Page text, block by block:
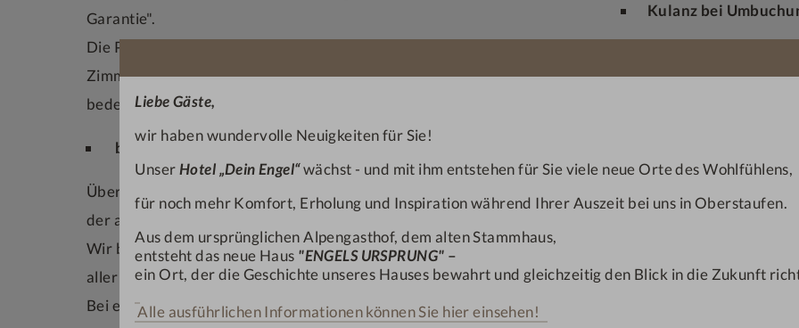
Liebe Gäste,
wir haben wundervolle Neuigkeiten für Sie!
UnserHotel „Dein Engel“wächst - und mit ihm entstehen für Sie viele neue Orte des Wohlfühlens,
für noch mehr Komfort, Erholung und Inspiration während Ihrer Auszeit bei uns in Oberstaufen.
Aus dem ursprünglichen Alpengasthof, dem alten Stammhaus,
entsteht das neue Haus "ENGELS URSPRUNG" –
ein Ort, der die Geschichte unseres Hauses bewahrt und gleichzeitig den Blick in die Zukunft
Alle ausführlichen Informationen können Sie hier einsehen!
Garantie".
Die Preise richten sich flexibel nach Saisonzeit, Verpflegung,
Zimmerkategorie, Aufenthaltsdauer und aktueller Auslastung etc.. Das
bedeutet konkret, je früher Sie buchen, desto günstiger für Sie!
beste Verfügbarkeiten (siehe unten)
Über unsere eigene Website erhalten Sie die besten Verfügbarkeiten
der angebotenen Zimmerkategorien.
Wir bieten Ihnen bei Direktbuchung die beste und vollständige Auswahl
aller unserer Zimmerkategorien.
Bei einigen Portalen sind verschiedene Kategorien nicht verfügbar.
Kulanz bei
Manchmal kommt dann
Trauerfall etc.)
Buchen Sie bei uns
der gebuchten Saison je
Dies gilt nicht bei
Die bei